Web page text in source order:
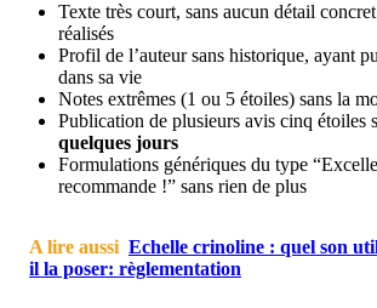
Texte très court, sans aucun détail
réalisés
Profil de l’auteur sans historique, ayant
dans sa vie
Notes extrêmes (1 ou 5 étoiles) sans la
Publication de plusieurs avis cinq étoiles
quelques jours
Formulations génériques du type
recommande !” sans rien de plus
A lire aussi Echelle crinoline : quel son
il la poser: règlementation